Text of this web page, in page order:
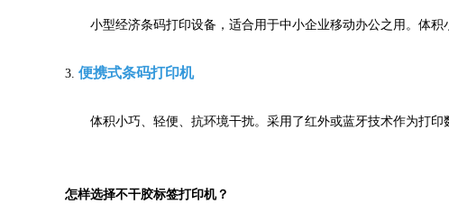
小型经济条码打印设备，适合用于中小企业移动办公之用。体积
3. 便携式条码打印机
体积小巧、轻便、抗环境干扰。采用了红外或蓝牙技术作为打印
怎样选择不干胶标签打印机？